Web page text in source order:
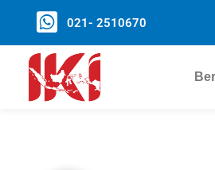
021- 2510670